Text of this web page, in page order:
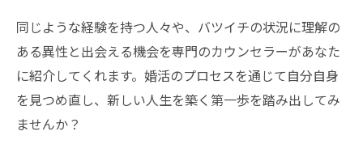
同じような経験を持つ人々や、バツイチの状況に理解の
ある異性と出会える機会を専門のカウンセラーがあなた
に紹介してくれます。婚活のプロセスを通じて自分自身
を見つめ直し、新しい人生を築く第一歩を踏み出してみ
ませんか？